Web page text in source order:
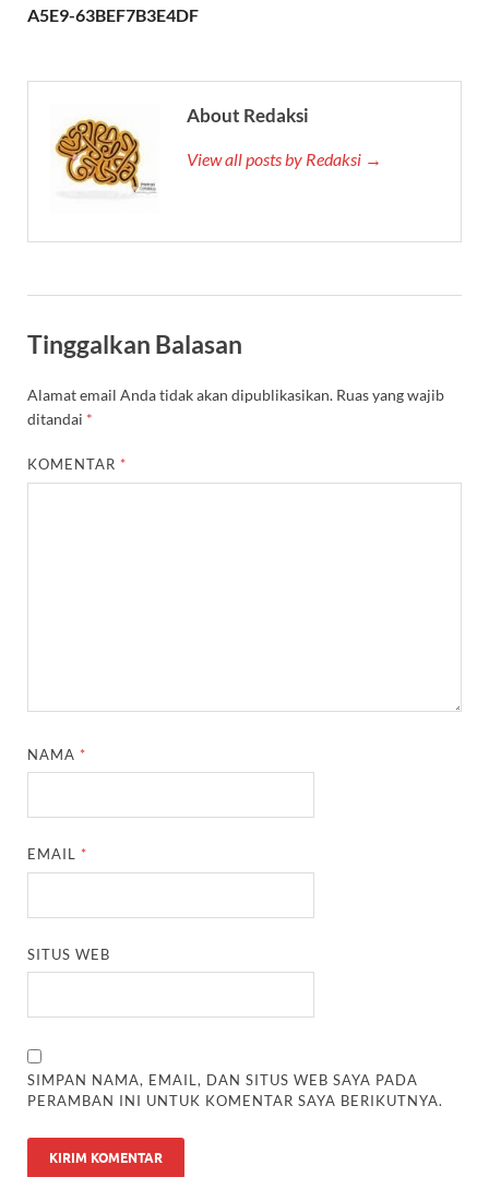
A5E9-63BEF7B3E4DF
About Redaksi
View all posts by Redaksi →
Tinggalkan Balasan
Alamat email Anda tidak akan dipublikasikan. Ruas yang wajib
ditandai *
KOMENTAR *
NAMA *
EMAIL *
SITUS WEB
SIMPAN NAMA, EMAIL, DAN SITUS WEB SAYA PADA
PERAMBAN INI UNTUK KOMENTAR SAYA BERIKUTNYA.